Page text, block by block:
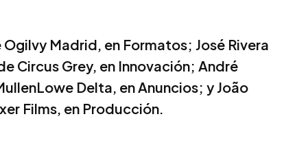
Madrid, en Formatos; José Rivera
Circus Grey, en Innovación; André
Delta, en Anuncios; y João
Films, en Producción.